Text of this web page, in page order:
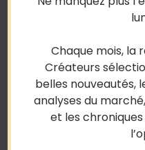
Pour offrir les meilleures
technologies telles que les
nous permettra de traiter des
de navigation ou les ID
consentir ou de retirer son
sur certaines caractéristiques
Chaque mois, la
Créateurs
belles nouveautés,
analyses du
et les